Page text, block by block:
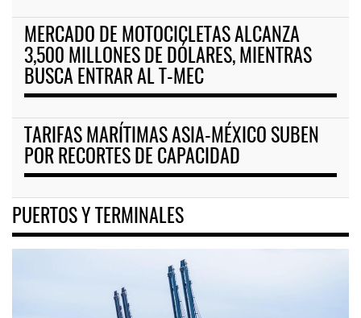
MERCADO DE MOTOCICLETAS ALCANZA
3,500 MILLONES DE DÓLARES, MIENTRAS
BUSCA ENTRAR AL T-MEC
TARIFAS MARÍTIMAS ASIA-MÉXICO SUBEN
POR RECORTES DE CAPACIDAD
PUERTOS Y TERMINALES